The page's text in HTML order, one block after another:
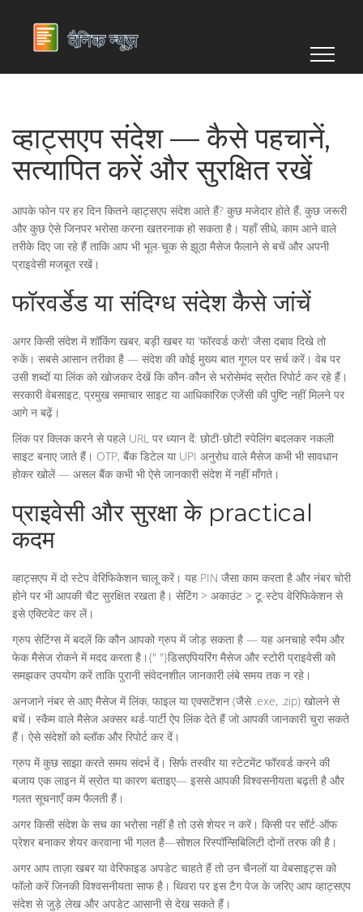
व्हाट्सएप संदेश — कैसे पहचानें,
सत्यापित करें और सुरक्षित रखें
आपके फोन पर हर दिन कितने व्हाट्सएप संदेश आते हैं? कुछ मजेदार होते हैं, कुछ जरूरी
और कुछ ऐसे जिनपर भरोसा करना खतरनाक हो सकता है। यहाँ सीधे, काम आने वाले
तरीके दिए जा रहे हैं ताकि आप भी भूल-चूक से झूठा मैसेज फैलाने से बचें और अपनी
प्राइवेसी मजबूत रखें।
फॉरवर्डेड या संदिग्ध संदेश कैसे जांचें
अगर किसी संदेश में शॉकिंग खबर, बड़ी खबर या 'फॉरवर्ड करो' जैसा दबाव दिखे तो
रुकें। सबसे आसान तरीका है — संदेश की कोई मुख्य बात गूगल पर सर्च करें। वेब पर
उसी शब्दों या लिंक को खोजकर देखें कि कौन-कौन से भरोसेमंद स्रोत रिपोर्ट कर रहे हैं।
सरकारी वेबसाइट, प्रमुख समाचार साइट या आधिकारिक एजेंसी की पुष्टि नहीं मिलने पर
आगे न बढ़ें।
लिंक पर क्लिक करने से पहले URL पर ध्यान दें: छोटी-छोटी स्पेलिंग बदलकर नकली
साइट बनाए जाते हैं। OTP, बैंक डिटेल या UPI अनुरोध वाले मैसेज कभी भी सावधान
होकर खोलें — असल बैंक कभी भी ऐसे जानकारी संदेश में नहीं माँगते।
प्राइवेसी और सुरक्षा के practical
कदम
व्हाट्सएप में दो स्टेप वेरिफिकेशन चालू करें। यह PIN जैसा काम करता है और नंबर चोरी
होने पर भी आपकी चैट सुरक्षित रखता है। सेटिंग > अकाउंट > टू-स्टेप वेरिफिकेशन से
इसे एक्टिवेट कर लें।
ग्रुप सेटिंग्स में बदलें कि कौन आपको ग्रुप में जोड़ सकता है — यह अनचाहे स्पैम और
फेक मैसेज रोकने में मदद करता है।{" "}डिसएपियरिंग मैसेज और स्टोरी प्राइवेसी को
समझकर उपयोग करें ताकि पुरानी संवेदनशील जानकारी लंबे समय तक न रहे।
अनजाने नंबर से आए मैसेज में लिंक, फाइल या एक्सटेंशन (जैसे .exe, .zip) खोलने से
बचें। स्कैम वाले मैसेज अक्सर थर्ड-पार्टी ऐप लिंक देते हैं जो आपकी जानकारी चुरा सकते
हैं। ऐसे संदेशों को ब्लॉक और रिपोर्ट कर दें।
ग्रुप में कुछ साझा करते समय संदर्भ दें। सिर्फ तस्वीर या स्टेटमेंट फॉरवर्ड करने की
बजाय एक लाइन में स्रोत या कारण बताइए— इससे आपकी विश्वसनीयता बढ़ती है और
गलत सूचनाएँ कम फैलती हैं।
अगर किसी संदेश के सच का भरोसा नहीं है तो उसे शेयर न करें। किसी पर सॉर्ट-ऑफ
प्रेशर बनाकर शेयर करवाना भी गलत है—सोशल रिस्पॉन्सिबिलिटी दोनों तरफ की है।
अगर आप ताज़ा खबर या वेरिफाइड अपडेट चाहते हैं तो उन चैनलों या वेबसाइट्स को
फॉलो करें जिनकी विश्वसनीयता साफ है। थिवरा पर इस टैग पेज के जरिए आप व्हाट्सएप
संदेश से जुड़े लेख और अपडेट आसानी से देख सकते हैं।